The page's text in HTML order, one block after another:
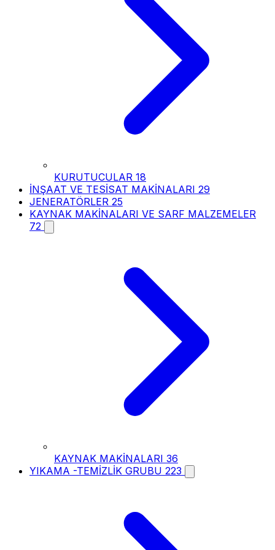
KURUTUCULAR 18
İNŞAAT VE TESİSAT MAKİNALARI 29
JENERATÖRLER 25
KAYNAK MAKİNALARI VE SARF MALZEMELER
72
KAYNAK MAKİNALARI 36
YIKAMA -TEMİZLİK GRUBU 223